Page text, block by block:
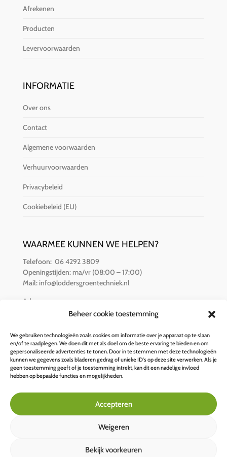
Beheer cookie toestemming
We gebruiken technologieën zoals cookies om informatie over je apparaat op te slaan
en/of te raadplegen. We doen dit met als doel om de beste ervaring te bieden en om
gepersonaliseerde advertenties te tonen. Door in te stemmen met deze technologieën
kunnen we gegevens zoals bladeren gedrag of unieke ID's op deze site verwerken. Als je
geen toestemming geeft of je toestemming intrekt, kan dit een nadelige invloed
hebben op bepaalde functies en mogelijkheden.
Accepteren
Weigeren
Bekijk voorkeuren
Afrekenen
Producten
Levervoorwaarden
INFORMATIE
Over ons
Contact
Algemene voorwaarden
Verhuurvoorwaarden
Privacybeleid
Cookiebeleid (EU)
WAARMEE KUNNEN WE HELPEN?
Telefoon: 06 4292 3809
Openingstijden:ma/vr (08:00 – 17:00)
Mail: info@loddersgroentechniek.nl
Adres:
Van der Hamlaan 16
BETALINGSOPTIES